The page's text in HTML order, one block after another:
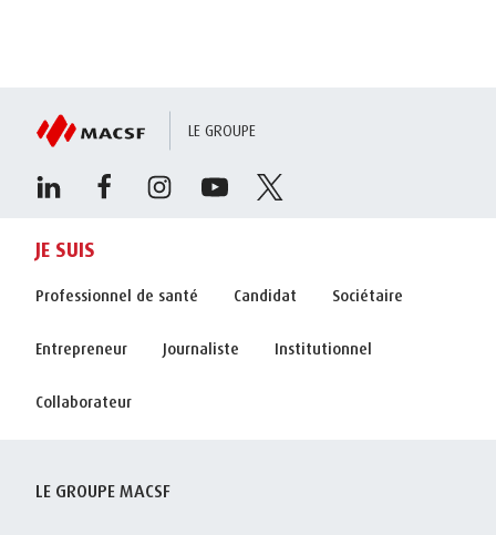
LE GROUPE
JE SUIS
Professionnel de santé Candidat Sociétaire
Entrepreneur Journaliste Institutionnel
Collaborateur
LE GROUPE MACSF